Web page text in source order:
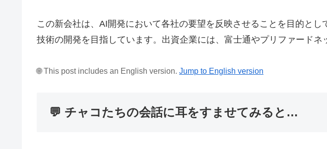
この新会社は、AI開発において各社の要望を反映させることを目的と
技術の開発を目指しています。出資企業には、富士通やプリファード
🌐 This post includes an English version. Jump to English version
💬 チャコたちの会話に耳をすませてみると…